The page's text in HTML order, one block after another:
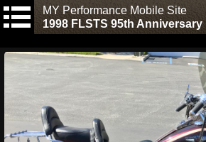
MY Performance Mobile Site
1998 FLSTS 95th Anniversary